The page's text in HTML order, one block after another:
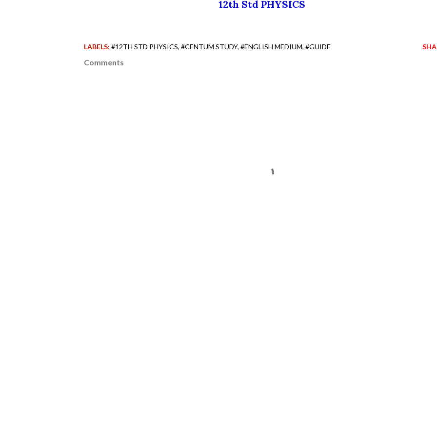
12th Std PHYSICS
LABELS: #12TH STD PHYSICS #CENTUM STUDY #ENGLISH MEDIUM #GUIDE
Comments